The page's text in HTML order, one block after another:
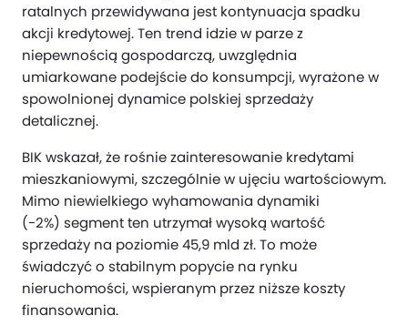
ratalnych przewidywana jest kontynuacja spadku
akcji kredytowej. Ten trend idzie w parze z
niepewnością gospodarczą, uwzględnia
umiarkowane podejście do konsumpcji, wyrażone w
spowolnionej dynamice polskiej sprzedaży
detalicznej.
BIK wskazał, że rośnie zainteresowanie kredytami
mieszkaniowymi, szczególnie w ujęciu wartościowym.
Mimo niewielkiego wyhamowania dynamiki
(-2%) segment ten utrzymał wysoką wartość
sprzedaży na poziomie 45,9 mld zł. To może
świadczyć o stabilnym popycie na rynku
nieruchomości, wspieranym przez niższe koszty
finansowania.